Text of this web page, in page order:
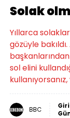
Solak
Yıllarca
gözüyle
sol elini
BBC